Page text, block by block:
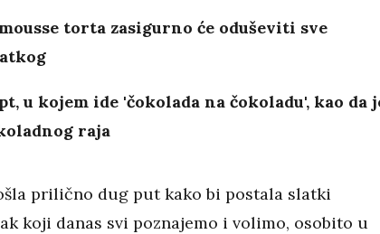
torta zasigurno će oduševiti sve
u kojem ide 'čokolada na čokoladu', kao da
raja
prilično dug put kako bi postala slatki
koji danas svi poznajemo i volimo, osobito u